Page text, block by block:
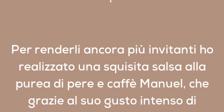
Per renderli ancora più invitanti ho
realizzato una squisita salsa alla
purea di pere e caffè Manuel, che
grazie al suo gusto intenso di